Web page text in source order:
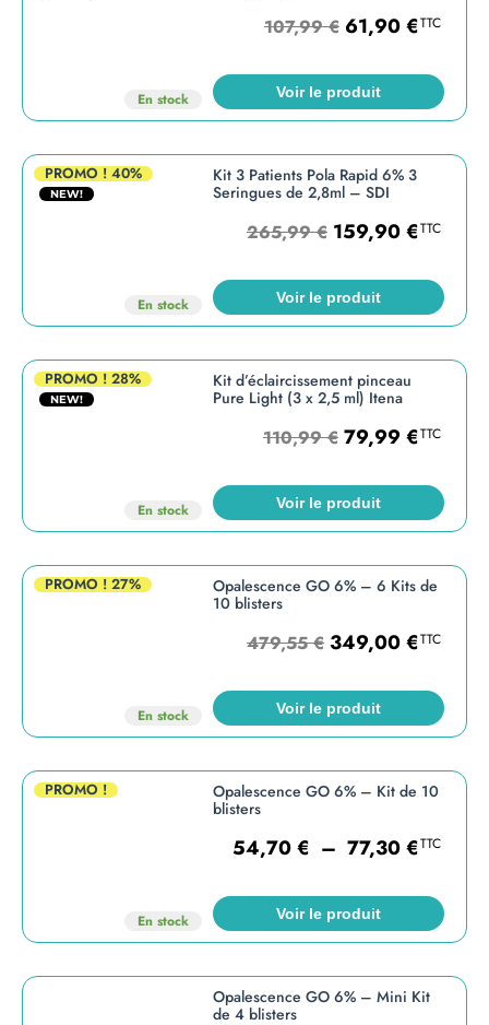
En stock
107,99€ 61,90€TTC
Voir le produit
PROMO ! 40%
NEW!
En stock
Kit 3 Patients Pola Rapid 6% 3
Seringues de 2,8ml – SDI
265,99€ 159,90€TTC
Voir le produit
PROMO ! 28%
NEW!
En stock
Kit d’éclaircissement pinceau
Pure Light (3 x 2,5 ml) Itena
110,99€ 79,99€TTC
Voir le produit
PROMO ! 27%
En stock
Opalescence GO 6% – 6 Kits de
10 blisters
479,55€ 349,00€TTC
Voir le produit
PROMO !
En stock
Opalescence GO 6% – Kit de 10
blisters
54,70€ – 77,30€TTC
Voir le produit
Opalescence GO 6% – Mini Kit
de 4 blisters